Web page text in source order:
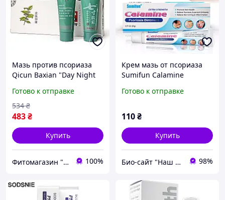
Мазь против псориаза
Qicun Baxian "Day Night
ночь для проблемной
кожи (2 тюбика по 20 г)
Готово к отправке
483₴
534 ₴
Купить
Фитомагазин "Beautiful Life" 100%
Крем мазь от псориаза
Sumifun Calamine
Готово к отправке
110₴
Купить
Био-сайт "Наш Восток" 98%